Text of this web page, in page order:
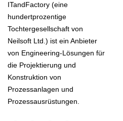
ITandFactory (eine
hundertprozentige
Tochtergesellschaft von
Neilsoft Ltd.) ist ein Anbieter
von Engineering-Lösungen für
die Projektierung und
Konstruktion von
Prozessanlagen und
Prozessausrüstungen.